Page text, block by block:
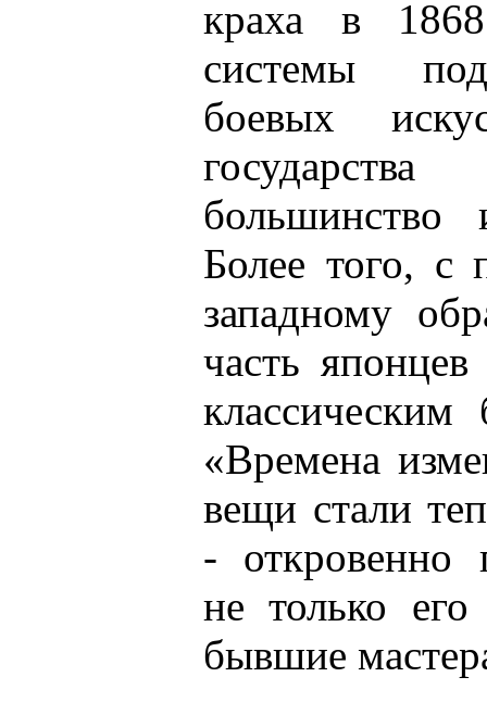
краха в
системы
боевых
большинство
Более того, с
западному
часть
классическим
«Времена
вещи стали
- откровенно
не только
бывшие